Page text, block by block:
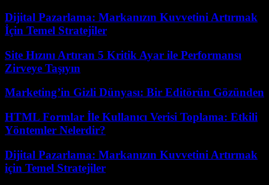
Dijital Pazarlama: Markanızın Kuvvetini Artırmak
İçin Temel Stratejiler
Site Hızını Artıran 5 Kritik Ayar ile Performansı
Zirveye Taşıyın
Marketing’in Gizli Dünyası: Bir Editörün Gözünden
HTML Formlar İle Kullanıcı Verisi Toplama: Etkili
Yöntemler Nelerdir?
Dijital Pazarlama: Markanızın Kuvvetini Artırmak
için Temel Stratejiler